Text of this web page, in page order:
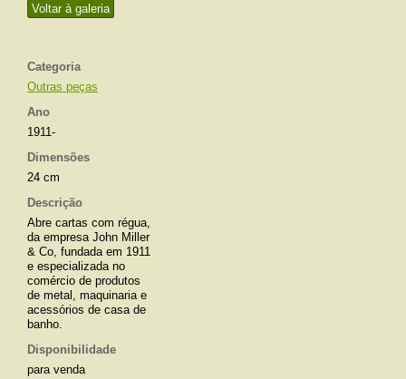
Voltar à galeria
Categoria
Outras peças
Ano
1911-
Dimensões
24 cm
Descrição
Abre cartas com régua,
da empresa John Miller
& Co, fundada em 1911
e especializada no
comércio de produtos
de metal, maquinaria e
acessórios de casa de
banho.
Disponibilidade
para venda